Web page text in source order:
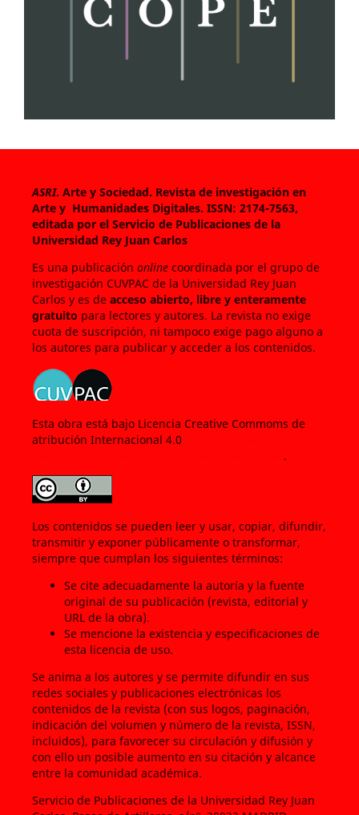
ASRI. Arte y Sociedad. Revista de investigación en
Arte y Humanidades Digitales. ISSN: 2174-7563,
editada por el Servicio de Publicaciones de la
Universidad Rey Juan Carlos
Es una publicación onlinecoordinada por el grupo de
investigación CUVPAC de la Universidad Rey Juan
Carlos y es de acceso abierto, libre y enteramente
gratuito para lectores y autores. La revista no exige
cuota de suscripción, ni tampoco exige pago alguno a
los autores para publicar y acceder a los contenidos.
Esta obra está bajo Licencia Creative Commoms de
atribución Internacional 4.0
.
Los contenidos se pueden leer y usar, copiar, difundir,
transmitir y exponer públicamente o transformar,
siempre que cumplan los siguientes términos:
Se cite adecuadamente la autoría y la fuente
original de su publicación (revista, editorial y
URL de la obra).
Se mencione la existencia y especificaciones de
esta licencia de uso.
Se anima a los autores y se permite difundir en sus
redes sociales y publicaciones electrónicas los
contenidos de la revista (con sus logos, paginación,
indicación del volumen y número de la revista, ISSN,
incluidos), para favorecer su circulación y difusión y
con ello un posible aumento en su citación y alcance
entre la comunidad académica.
Servicio de Publicaciones de la Universidad Rey Juan